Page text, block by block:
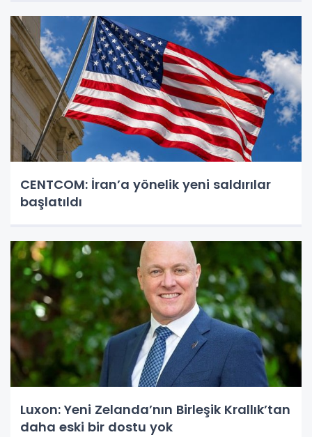
CENTCOM: İran’a yönelik yeni saldırılar
başlatıldı
Luxon: Yeni Zelanda’nın Birleşik Krallık’tan
daha eski bir dostu yok